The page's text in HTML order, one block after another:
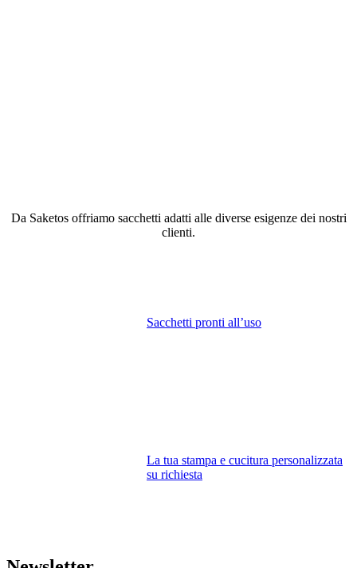
Da Saketos offriamo sacchetti adatti alle diverse esigenze dei nostri
clienti.
Sacchetti pronti all’uso
La tua stampa e cucitura personalizzata
su richiesta